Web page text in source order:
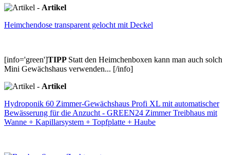
- Artikel
Heimchendose transparent gelocht mit Deckel
[info='green']TIPP Statt den Heimchenboxen kann man auch solch
Mini Gewächshaus verwenden... [/info]
- Artikel
Hydroponik 60 Zimmer-Gewächshaus Profi XL mit automatischer
Bewässerung für die Anzucht - GREEN24 Zimmer Treibhaus mit
Wanne + Kapillarsystem + Topfplatte + Haube